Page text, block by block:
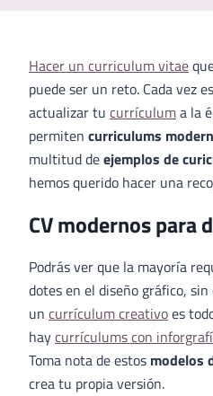
Hacer un curriculum vitae
puede ser un reto. Cada vez
actualizar tu currículuma la
permiten curriculums
multitud deejemplos de
hemos querido hacer una
CV modernos para
Podrás ver que la mayoría
dotes en el diseño gráfico,
un currículum creativoes
haycurrículums con
Toma nota de estos modelos
crea tu propia versión.